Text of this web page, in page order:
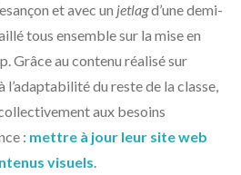
et avec un jetlagd’une demi-
tous ensemble sur la mise en
Grâce au contenu réalisé sur
l’adaptabilité du reste de la classe,
aux besoins
: mettre à jour leur site web
visuels.